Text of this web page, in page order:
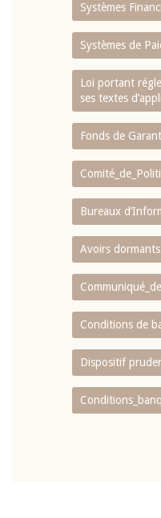
Systèmes
Systèmes de
Loi portant
ses textes
Fonds de
Bureaux
Avoirs dormants
Conditions de
Dispositif